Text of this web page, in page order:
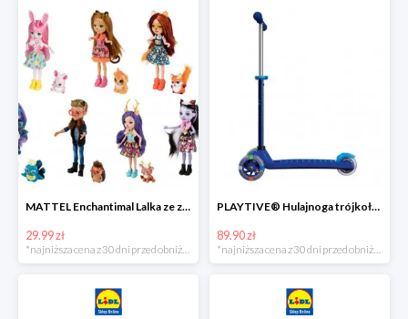
MATTEL Enchantimal Lalka ze zwierzątkiem
29.99 zł
*najniższa cena z 30 dni przed obniżką
PLAYTIVE® Hulajnoga trójkołowa Tri Scooter z diodami LED
89.90 zł
*najniższa cena z 30 dni przed obniżką